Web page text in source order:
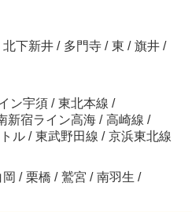
北下新井 / 多門寺 / 東 / 旗井 /
ン宇須 / 東北本線 /
新宿ライン高海 / 高崎線 /
ル / 東武野田線 / 京浜東北線
岡 / 栗橋 / 鷲宮 / 南羽生 /